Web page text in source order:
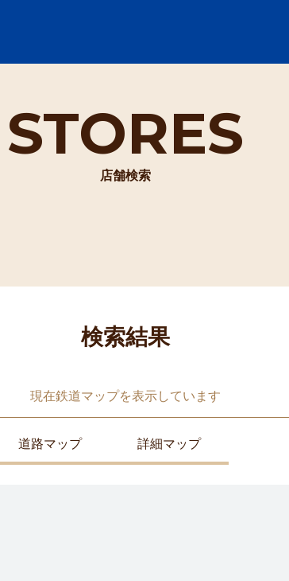
STORES
店舗検索
検索結果
現在鉄道マップを表示しています
道路マップ 詳細マップ